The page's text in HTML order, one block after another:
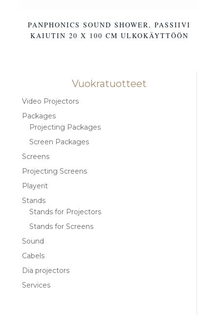
PANPHONICS SOUND SHOWER, PASSIIVI
KAIUTIN 20 X 100 CM ULKOKÄYTTÖÖN
Vuokratuotteet
Video Projectors
Packages
Projecting Packages
Screen Packages
Screens
Projecting Screens
Playerit
Stands
Stands for Projectors
Stands for Screens
Sound
Cabels
Dia projectors
Services